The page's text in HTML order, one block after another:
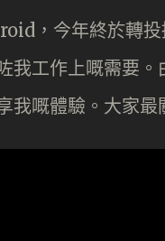
，今年終於轉
我工作上嘅需要
我嘅體驗。大家最